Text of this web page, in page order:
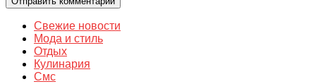
Свежие новости
Мода и стиль
Отдых
Кулинария
Смс